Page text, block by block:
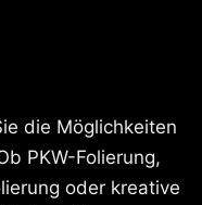
die Möglichkeiten
PKW-Folierung,
oder kreative